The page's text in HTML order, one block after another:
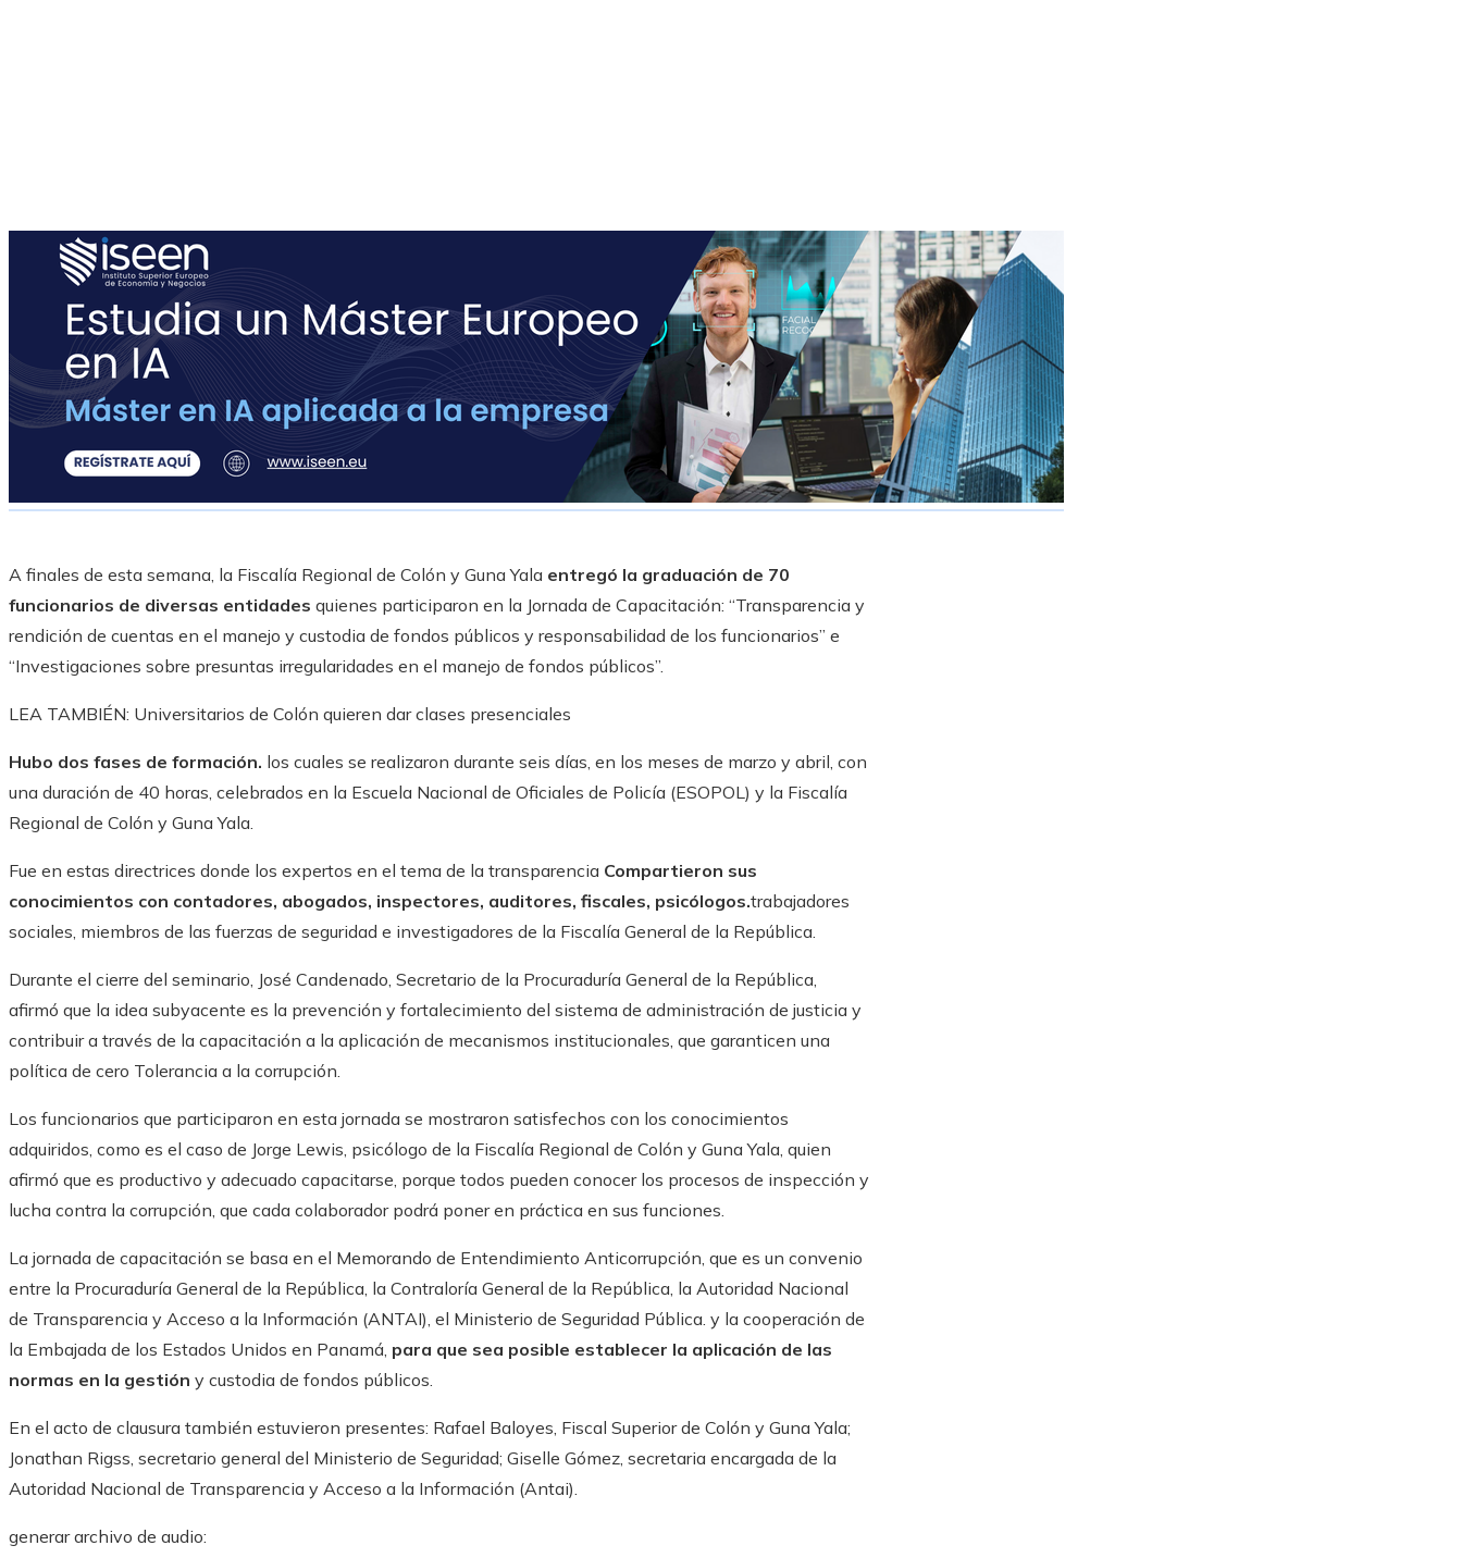
A finales de esta semana, la Fiscalía Regional de Colón y Guna Yala entregó la graduación de 70
funcionarios de diversas entidades quienes participaron en la Jornada de Capacitación: “Transparencia y
rendición de cuentas en el manejo y custodia de fondos públicos y responsabilidad de los funcionarios” e
“Investigaciones sobre presuntas irregularidades en el manejo de fondos públicos”.
LEA TAMBIÉN: Universitarios de Colón quieren dar clases presenciales
Hubo dos fases de formación. los cuales se realizaron durante seis días, en los meses de marzo y abril, con
una duración de 40 horas, celebrados en la Escuela Nacional de Oficiales de Policía (ESOPOL) y la Fiscalía
Regional de Colón y Guna Yala.
Fue en estas directrices donde los expertos en el tema de la transparencia Compartieron sus
conocimientos con contadores, abogados, inspectores, auditores, fiscales, psicólogos.trabajadores
sociales, miembros de las fuerzas de seguridad e investigadores de la Fiscalía General de la República.
Durante el cierre del seminario, José Candenado, Secretario de la Procuraduría General de la República,
afirmó que la idea subyacente es la prevención y fortalecimiento del sistema de administración de justicia y
contribuir a través de la capacitación a la aplicación de mecanismos institucionales, que garanticen una
política de cero Tolerancia a la corrupción.
Los funcionarios que participaron en esta jornada se mostraron satisfechos con los conocimientos
adquiridos, como es el caso de Jorge Lewis, psicólogo de la Fiscalía Regional de Colón y Guna Yala, quien
afirmó que es productivo y adecuado capacitarse, porque todos pueden conocer los procesos de inspección y
lucha contra la corrupción, que cada colaborador podrá poner en práctica en sus funciones.
La jornada de capacitación se basa en el Memorando de Entendimiento Anticorrupción, que es un convenio
entre la Procuraduría General de la República, la Contraloría General de la República, la Autoridad Nacional
de Transparencia y Acceso a la Información (ANTAI), el Ministerio de Seguridad Pública. y la cooperación de
la Embajada de los Estados Unidos en Panamá, para que sea posible establecer la aplicación de las
normas en la gestión y custodia de fondos públicos.
En el acto de clausura también estuvieron presentes: Rafael Baloyes, Fiscal Superior de Colón y Guna Yala;
Jonathan Rigss, secretario general del Ministerio de Seguridad; Giselle Gómez, secretaria encargada de la
Autoridad Nacional de Transparencia y Acceso a la Información (Antai).
generar archivo de audio: